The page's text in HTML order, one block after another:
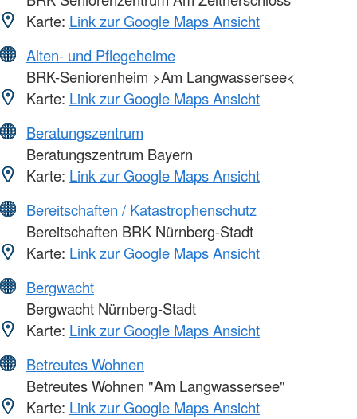
Karte: Link zur Google Maps Ansicht
Alten- und Pflegeheime
BRK-Seniorenheim >Am Langwassersee<
Karte: Link zur Google Maps Ansicht
Beratungszentrum
Beratungszentrum Bayern
Karte: Link zur Google Maps Ansicht
Bereitschaften / Katastrophenschutz
Bereitschaften BRK Nürnberg-Stadt
Karte: Link zur Google Maps Ansicht
Bergwacht
Bergwacht Nürnberg-Stadt
Karte: Link zur Google Maps Ansicht
Betreutes Wohnen
Betreutes Wohnen "Am Langwassersee"
Karte: Link zur Google Maps Ansicht